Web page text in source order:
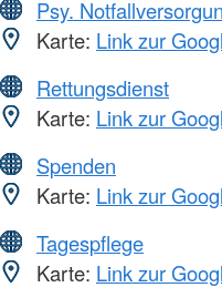
Psy.
Karte: Link zur
Rettungsdienst
Karte: Link zur
Spenden
Karte: Link zur
Tagespflege
Karte: Link zur